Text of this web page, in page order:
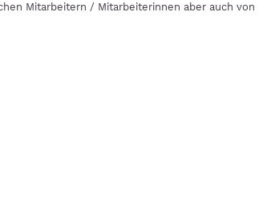
Mitarbeitern / Mitarbeiterinnen aber auch von